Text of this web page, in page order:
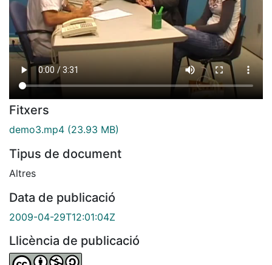
Fitxers
demo3.mp4 (23.93 MB)
Tipus de document
Altres
Data de publicació
2009-04-29T12:01:04Z
Llicència de publicació